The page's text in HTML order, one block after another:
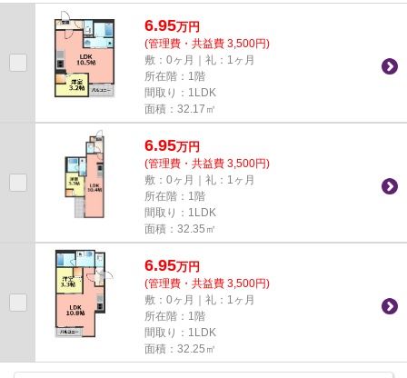
です。新着情報：Jack yayo...
6.95万円
(管理費・共益費 3,500円)
敷：0ヶ月｜礼：1ヶ月
所在階：1階
間取り：1LDK
面積：32.17㎡
6.95万円
(管理費・共益費 3,500円)
敷：0ヶ月｜礼：1ヶ月
所在階：1階
間取り：1LDK
面積：32.35㎡
6.95万円
(管理費・共益費 3,500円)
敷：0ヶ月｜礼：1ヶ月
所在階：1階
間取り：1LDK
面積：32.25㎡